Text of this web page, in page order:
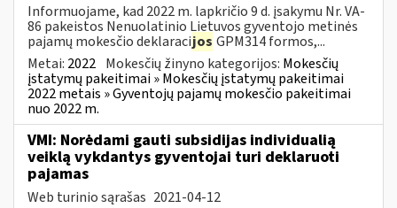
Informuojame, kad 2022 m. lapkričio 9 d. įsakymu Nr. VA-
86 pakeistos Nenuolatinio Lietuvos gyventojo metinės
pajamų mokesčio deklaracijos GPM314 formos,...
Metai: 2022 Mokesčių žinyno kategorijos: Mokesčių
įstatymų pakeitimai » Mokesčių įstatymų pakeitimai
2022 metais » Gyventojų pajamų mokesčio pakeitimai
nuo 2022 m.
VMI: Norėdami gauti subsidijas individualią
veiklą vykdantys gyventojai turi deklaruoti
pajamas
Web turinio sąrašas 2021-04-12